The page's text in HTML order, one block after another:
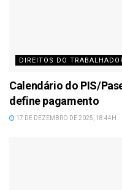
DIREITOS DO
Calendário do PIS/
define pagamento
17 DE DEZEMBRO DE 2025, 18:44H